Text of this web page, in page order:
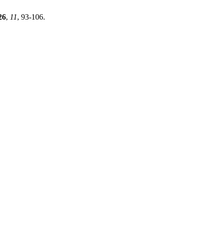
, 11, 93-106.